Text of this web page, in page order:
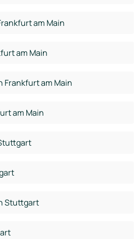
am Main
am Main
Frankfurt am Main
am Main
Stuttgart